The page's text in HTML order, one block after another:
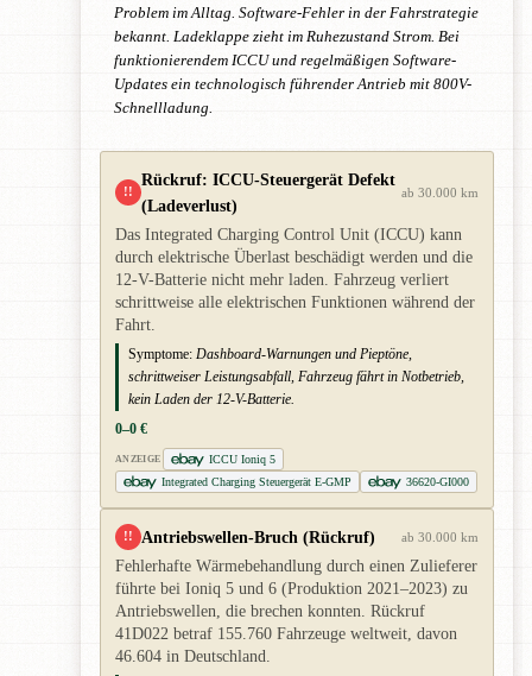
Problem im Alltag. Software-Fehler in der Fahrstrategie
bekannt. Ladeklappe zieht im Ruhezustand Strom. Bei
funktionierendem ICCU und regelmäßigen Software-
Updates ein technologisch führender Antrieb mit 800V-
Schnellladung.
!!
Rückruf: ICCU-Steuergerät Defekt
(Ladeverlust)
ab 30.000 km
Das Integrated Charging Control Unit (ICCU) kann
durch elektrische Überlast beschädigt werden und die
12-V-Batterie nicht mehr laden. Fahrzeug verliert
schrittweise alle elektrischen Funktionen während der
Fahrt.
Symptome: Dashboard-Warnungen und Pieptöne,
schrittweiser Leistungsabfall, Fahrzeug fährt in Notbetrieb,
kein Laden der 12-V-Batterie.
0–0 €
ANZEIGE
ICCU Ioniq 5
Integrated Charging Steuergerät E-GMP
36620-GI000
!! Antriebswellen-Bruch (Rückruf) ab 30.000 km
Fehlerhafte Wärmebehandlung durch einen Zulieferer
führte bei Ioniq 5 und 6 (Produktion 2021–2023) zu
Antriebswellen, die brechen konnten. Rückruf
41D022 betraf 155.760 Fahrzeuge weltweit, davon
46.604 in Deutschland.